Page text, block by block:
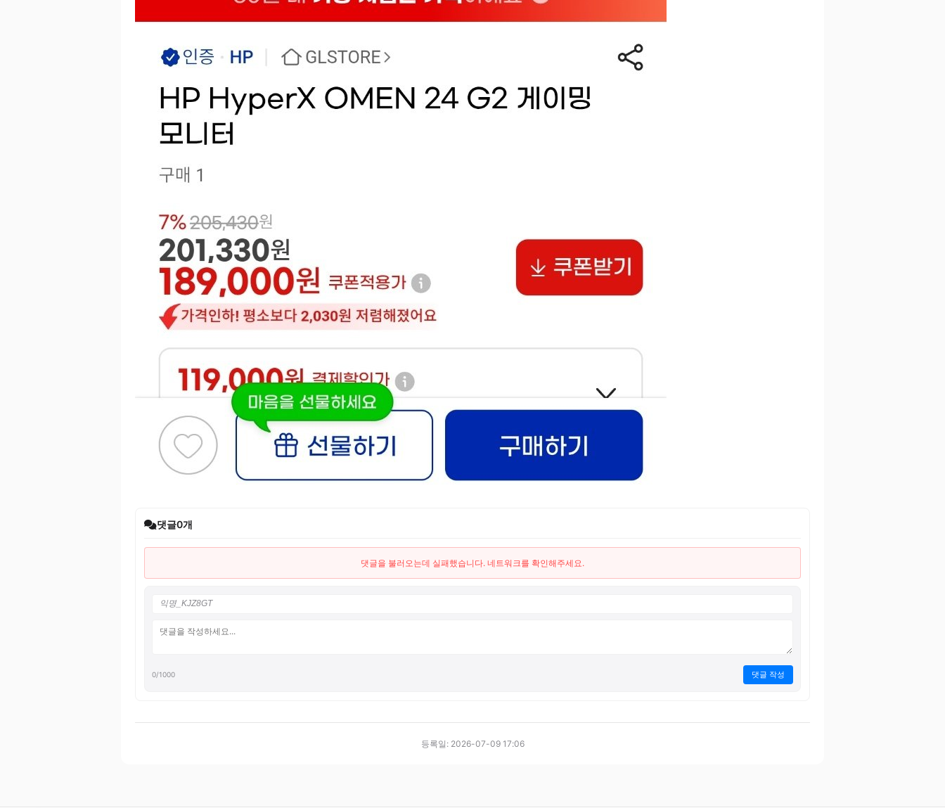
댓글0개
댓글을 불러오는데 실패했습니다. 네트워크를 확인해주세요.
0/1000 댓글 작성
등록일: 2026-07-09 17:06